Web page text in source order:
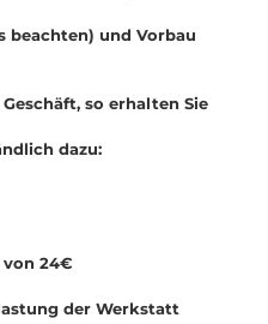
beachten) und Vorbau
so erhalten Sie
dazu:
von 24€
der Werkstatt